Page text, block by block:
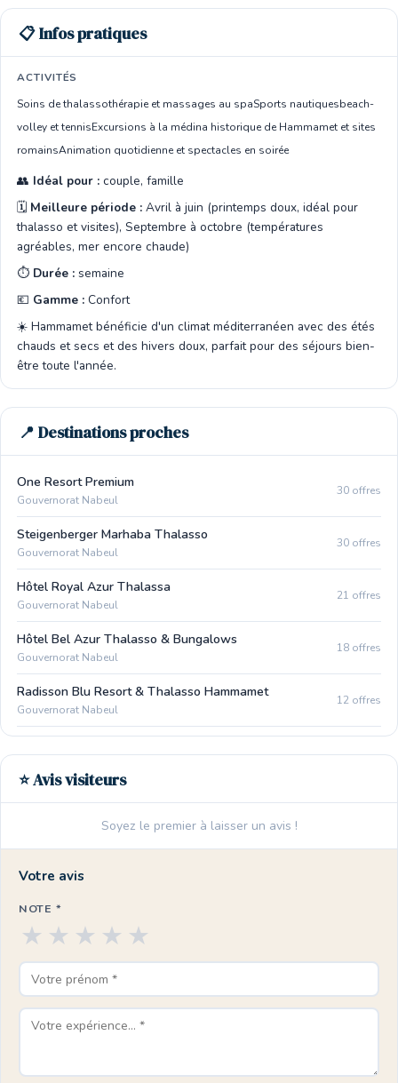
📋 Infos pratiques
ACTIVITÉS
Soins de thalassothérapie et massages au spaSports nautiquesbeach-
volley et tennisExcursions à la médina historique de Hammamet et sites
romainsAnimation quotidienne et spectacles en soirée
👥 Idéal pour : couple, famille
🗓️ Meilleure période : Avril à juin (printemps doux, idéal pour
thalasso et visites), Septembre à octobre (températures
agréables, mer encore chaude)
⏱️ Durée : semaine
💶 Gamme : Confort
☀️ Hammamet bénéficie d'un climat méditerranéen avec des étés
chauds et secs et des hivers doux, parfait pour des séjours bien-
être toute l'année.
📍 Destinations proches
One Resort Premium
Gouvernorat Nabeul
30 offres
Steigenberger Marhaba Thalasso
Gouvernorat Nabeul
30 offres
Hôtel Royal Azur Thalassa
Gouvernorat Nabeul
21 offres
Hôtel Bel Azur Thalasso & Bungalows
Gouvernorat Nabeul
18 offres
Radisson Blu Resort & Thalasso Hammamet
Gouvernorat Nabeul
12 offres
⭐ Avis visiteurs
Soyez le premier à laisser un avis !
Votre avis
NOTE *
★
★
★
★
★